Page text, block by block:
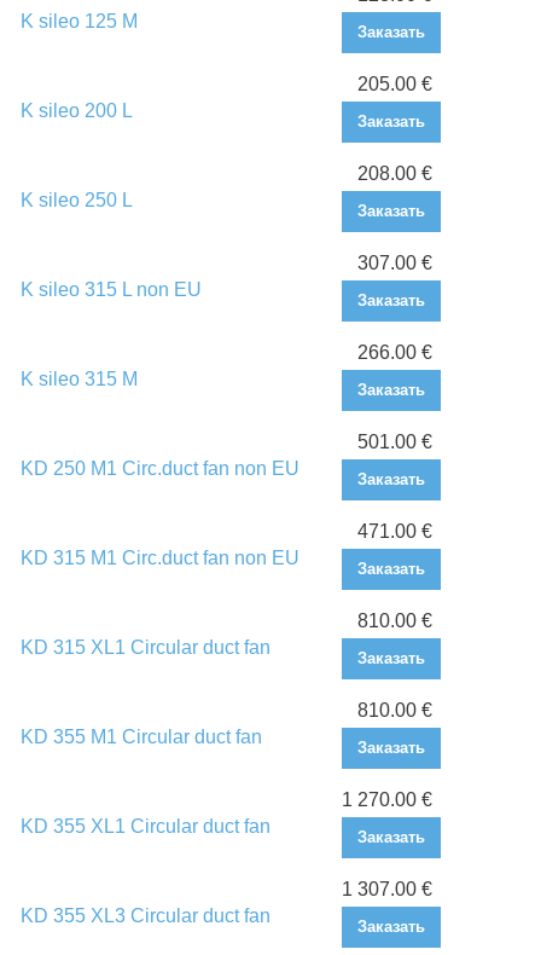
K sileo 125 M
Заказать
K sileo 200 L
205.00 €
Заказать
K sileo 250 L
208.00 €
Заказать
K sileo 315 L non EU
307.00 €
Заказать
K sileo 315 M
266.00 €
Заказать
KD 250 M1 Circ.duct fan non EU
501.00 €
Заказать
KD 315 M1 Circ.duct fan non EU
471.00 €
Заказать
KD 315 XL1 Circular duct fan
810.00 €
Заказать
KD 355 M1 Circular duct fan
810.00 €
Заказать
KD 355 XL1 Circular duct fan
1 270.00 €
Заказать
KD 355 XL3 Circular duct fan
1 307.00 €
Заказать